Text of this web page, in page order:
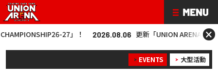
27」！ 2026.08.06 更新「UNION ARENA CHAMPIONSHIP26-27
×
EVENTS 大型活動